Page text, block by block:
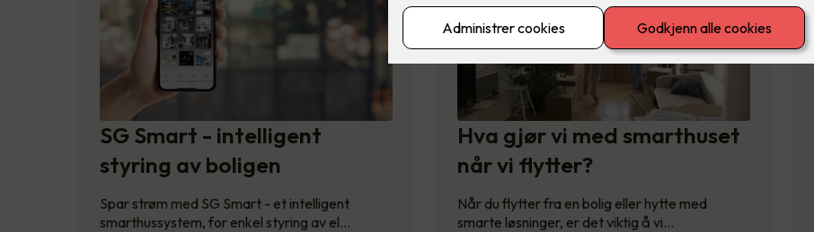
SG Smart - intelligent
styring av boligen
Spar strøm med SG Smart - et intelligent
smarthussystem, for enkel styring av el…
Hva gjør vi med smarthuset
når vi flytter?
Når du flytter fra en bolig eller hytte med
smarte løsninger, er det viktig å vi…